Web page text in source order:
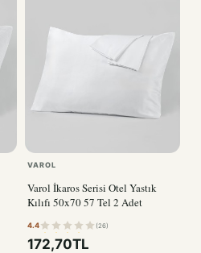
VAROL
Varol İkaros Serisi Otel Yastık
Kılıfı 50x70 57 Tel 2 Adet
4.4 (26)
172,70TL